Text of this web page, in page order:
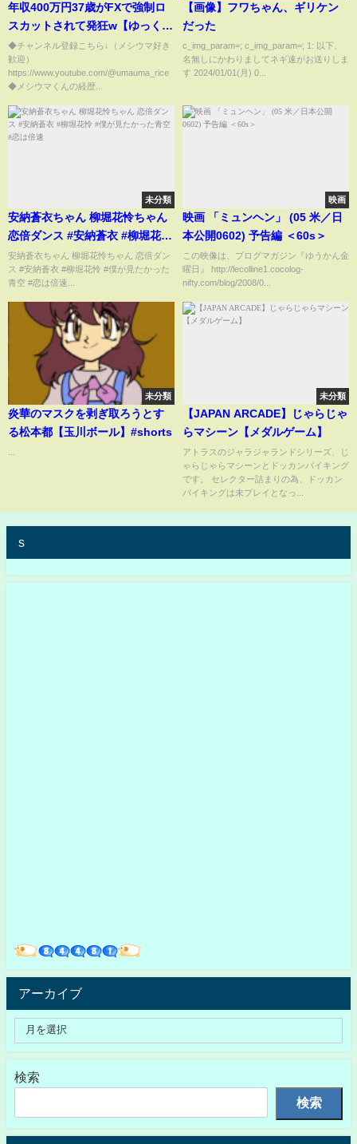
年収400万円37歳がFXで強制ロ
スカットされて発狂w【ゆっくり
解説】#shorts
◆チャンネル登録こちら↓（メシウマ好き
歓迎）
https://www.youtube.com/@umauma_rice
◆メシウマくんの経歴...
【画像】フワちゃん、ギリケン
だった
c_img_param=; c_img_param=; 1: 以下、
名無しにかわりましてネギ速がお送りしま
す 2024/01/01(月) 0...
未分類
安納蒼衣ちゃん 柳堀花怜ちゃん
恋倍ダンス #安納蒼衣 #柳堀花怜
#僕が見たかった青空 #恋は倍速
安納蒼衣ちゃん 柳堀花怜ちゃん 恋倍ダン
ス #安納蒼衣 #柳堀花怜 #僕が見たかった
青空 #恋は倍速...
映画
映画 「ミュンヘン」 (05 米／日
本公開0602) 予告編 ＜60s＞
この映像は、ブログマガジン『ゆうかん金
曜日』 http://lecolline1.cocolog-
nifty.com/blog/2008/0...
未分類
炎華のマスクを剥ぎ取ろうとす
る松本都【玉川ボール】#shorts
未分類
【JAPAN ARCADE】じゃらじゃ
らマシーン【メダルゲーム】
アトラスのジャラジャランドシリーズ、じ
ゃらじゃらマシーンとドッカンバイキング
です。 セレクター詰まりの為、ドッカン
バイキングは未プレイとなっ...
s
アーカイブ
検索
検索